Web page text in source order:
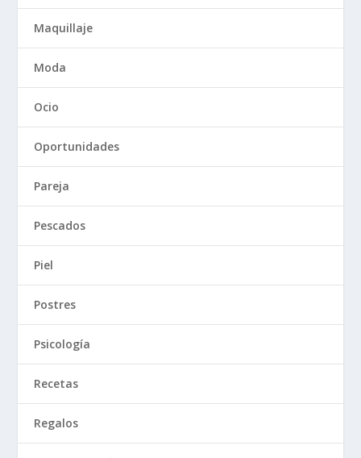
Maquillaje
Moda
Ocio
Oportunidades
Pareja
Pescados
Piel
Postres
Psicología
Recetas
Regalos